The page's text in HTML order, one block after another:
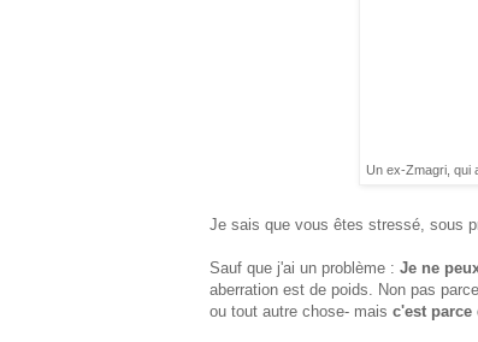
Un ex-Zmagri, qui
Je sais que vous êtes stressé, sous
Sauf que j'ai un problème : Je ne
aberration est de poids. Non pas
ou tout autre chose- mais c'est parce